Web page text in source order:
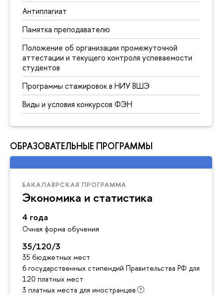
Антиплагиат
Памятка преподавателю
Положение об организации промежуточной
аттестации и текущего контроля успеваемости
студентов
Программы стажировок в НИУ ВШЭ
Виды и условия конкурсов ФЭН
ОБРАЗОВАТЕЛЬНЫЕ ПРОГРАММЫ
БАКАЛАВРСКАЯ ПРОГРАММА
Экономика и статистика
4 года
Очная форма обучения
35/120/3
35 бюджетных мест
6 государственных стипендий Правительства РФ для
120 платных мест
3 платных места для иностранцев